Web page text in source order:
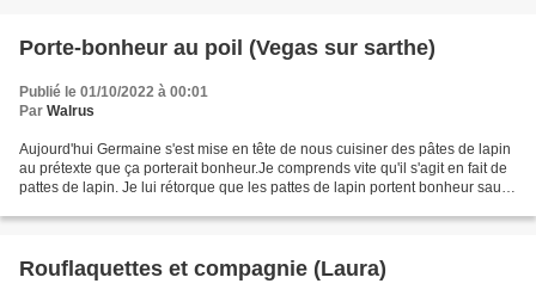
Porte-bonheur au poil (Vegas sur sarthe)
Publié le 01/10/2022 à 00:01
Par Walrus
Aujourd'hui Germaine s'est mise en tête de nous cuisiner des pâtes de lapin
au prétexte que ça porterait bonheur.Je comprends vite qu'il s'agit en fait de
pattes de lapin. Je lui rétorque que les pattes de lapin portent bonheur sauf
Rouflaquettes et compagnie (Laura)